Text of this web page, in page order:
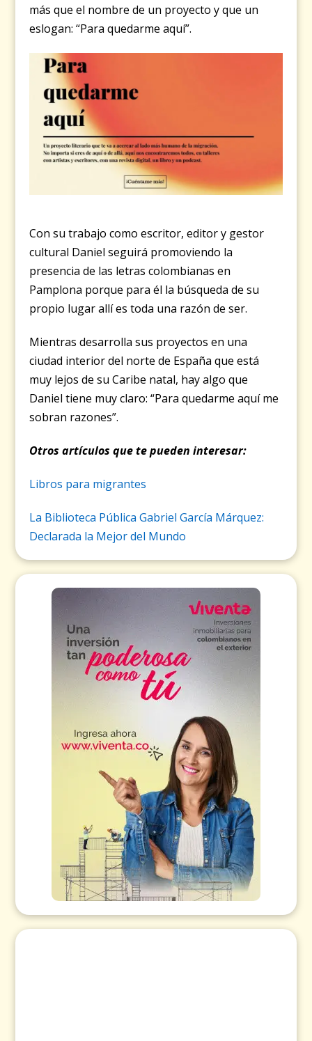
más que el nombre de un proyecto y que un
eslogan: “Para quedarme aquí”.
Con su trabajo como escritor, editor y gestor
cultural Daniel seguirá promoviendo la
presencia de las letras colombianas en
Pamplona porque para él la búsqueda de su
propio lugar allí es toda una razón de ser.
Mientras desarrolla sus proyectos en una
ciudad interior del norte de España que está
muy lejos de su Caribe natal, hay algo que
Daniel tiene muy claro: “Para quedarme aquí me
sobran razones”.
Otros artículos que te pueden interesar:
Libros para migrantes
La Biblioteca Pública Gabriel García Márquez:
Declarada la Mejor del Mundo